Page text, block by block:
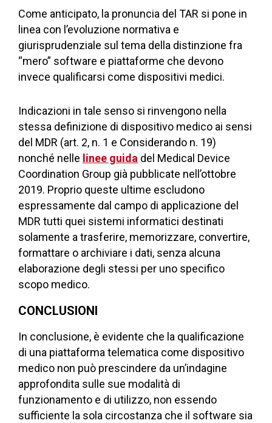
Come anticipato, la pronuncia del TAR si pone in
linea con l’evoluzione normativa e
giurisprudenziale sul tema della distinzione fra
“mero” software e piattaforme che devono
invece qualificarsi come dispositivi medici.
Indicazioni in tale senso si rinvengono nella
stessa definizione di dispositivo medico ai sensi
del MDR (art. 2, n. 1 e Considerando n. 19)
nonché nelle linee guida del Medical Device
Coordination Group già pubblicate nell’ottobre
2019. Proprio queste ultime escludono
espressamente dal campo di applicazione del
MDR tutti quei sistemi informatici destinati
solamente a trasferire, memorizzare, convertire,
formattare o archiviare i dati, senza alcuna
elaborazione degli stessi per uno specifico
scopo medico.
CONCLUSIONI
In conclusione, è evidente che la qualificazione
di una piattaforma telematica come dispositivo
medico non può prescindere da un’indagine
approfondita sulle sue modalità di
funzionamento e di utilizzo, non essendo
sufficiente la sola circostanza che il software sia